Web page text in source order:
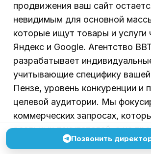
продвижения ваш сайт
невидимым для основной
которые ищут товары и услуги
Яндекс и Google. Агентство
разрабатывает
учитывающие специфику
Пензе, уровень конкуренции и
целевой аудитории. Мы
коммерческих запросах,
реальных покупателей, а не
увеличиваем трафик.
Позвонить